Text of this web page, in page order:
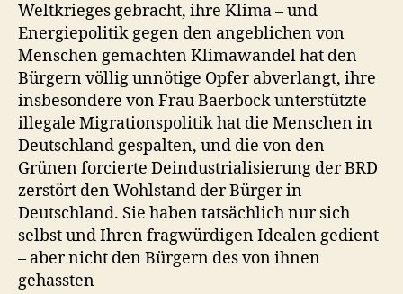
Weltkrieges gebracht, ihre Klima – und
Energiepolitik gegen den angeblichen von
Menschen gemachten Klimawandel hat den
Bürgern völlig unnötige Opfer abverlangt, ihre
insbesondere von Frau Baerbock unterstützte
illegale Migrationspolitik hat die Menschen in
Deutschland gespalten, und die von den
Grünen forcierte Deindustrialisierung der BRD
zerstört den Wohlstand der Bürger in
Deutschland. Sie haben tatsächlich nur sich
selbst und Ihren fragwürdigen Idealen gedient
– aber nicht den Bürgern des von ihnen
gehassten